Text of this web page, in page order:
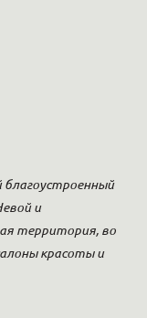
благоустроенный
и
территория, во
красоты и